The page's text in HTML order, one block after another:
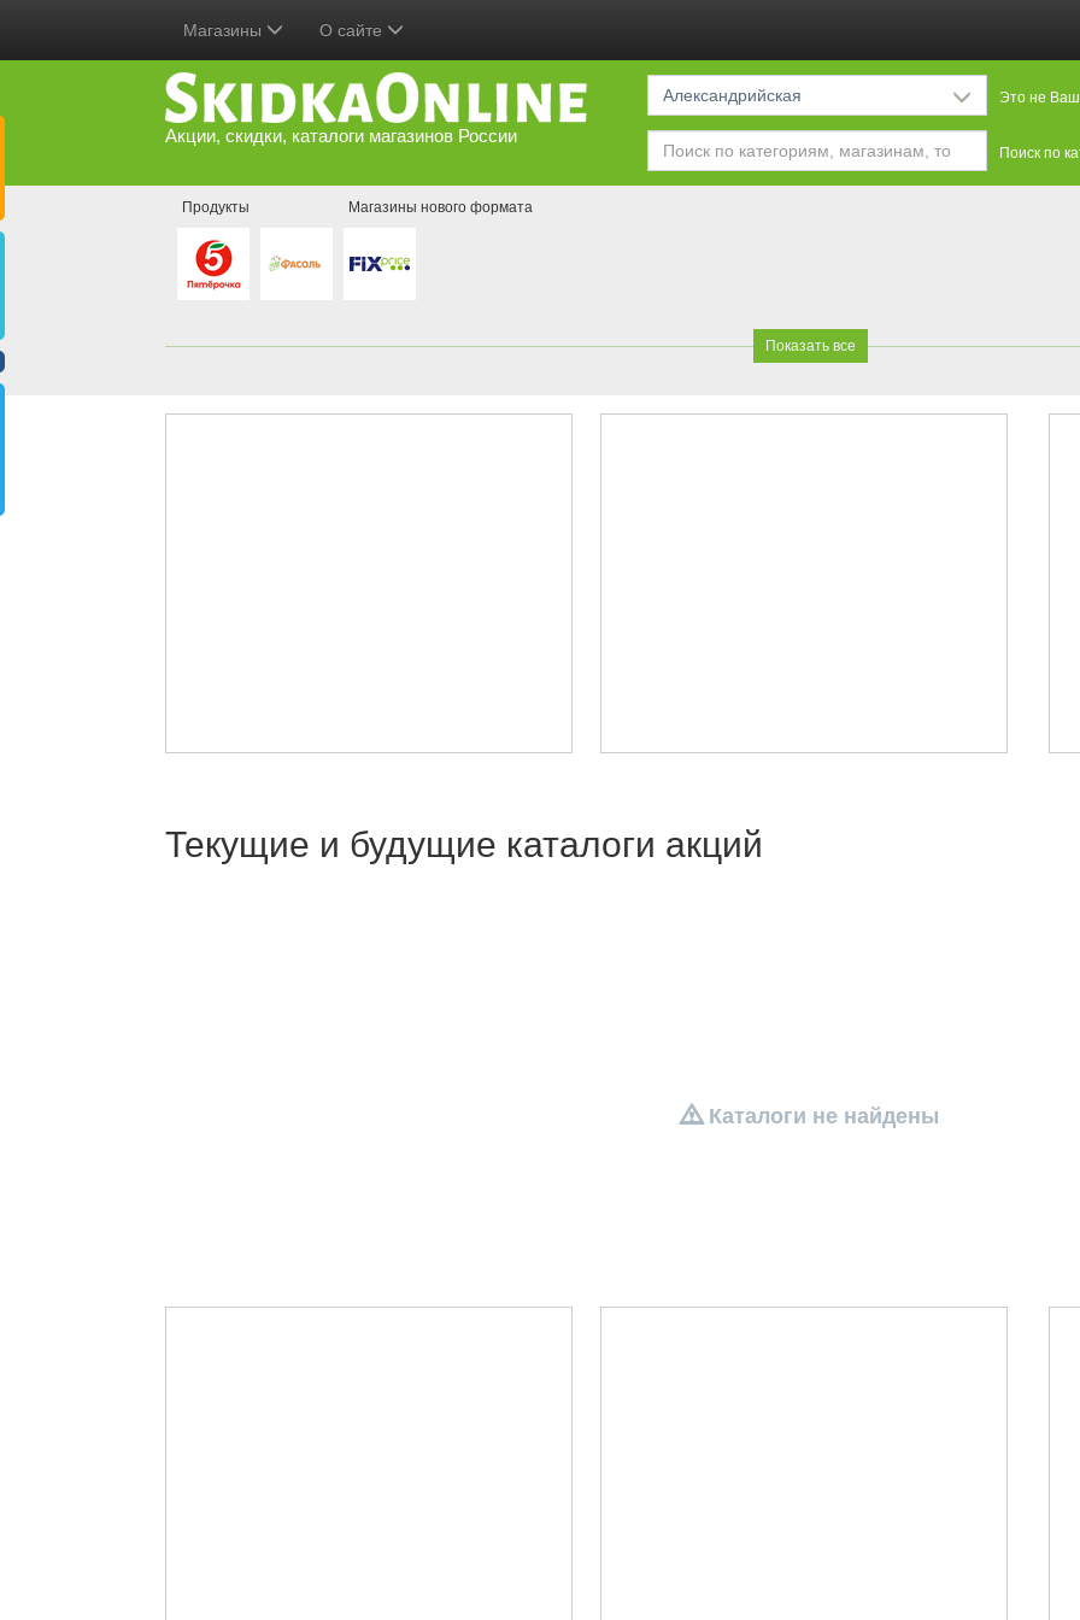
Магазины О сайте
Акции, скидки, каталоги магазинов России
Александрийская Это не Ваш
Поиск по
Продукты Магазины нового формата
Показать все
Текущие и будущие каталоги акций
Каталоги не найдены